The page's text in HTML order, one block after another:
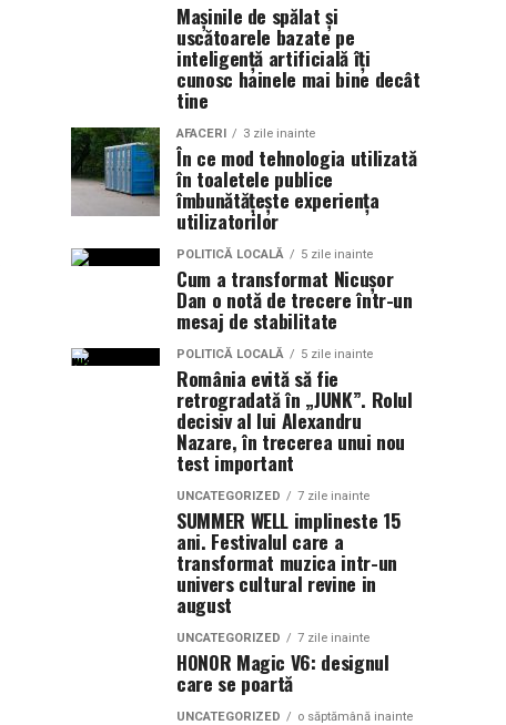
Mașinile de spălat și
uscătoarele bazate pe
inteligență artificială îți
cunosc hainele mai bine decât
tine
AFACERI 3 zile inainte
În ce mod tehnologia utilizată
în toaletele publice
îmbunătățește experiența
utilizatorilor
POLITICĂ LOCALĂ 5 zile inainte
Cum a transformat Nicușor
Dan o notă de trecere într-un
mesaj de stabilitate
POLITICĂ LOCALĂ 5 zile inainte
România evită să fie
retrogradată în „JUNK”. Rolul
decisiv al lui Alexandru
Nazare, în trecerea unui nou
test important
UNCATEGORIZED 7 zile inainte
SUMMER WELL implineste 15
ani. Festivalul care a
transformat muzica intr-un
univers cultural revine in
august
UNCATEGORIZED 7 zile inainte
HONOR Magic V6: designul
care se poartă
UNCATEGORIZED o săptămână inainte